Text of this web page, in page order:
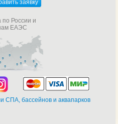
заявку
по России и
ЕАЭС
СПА, бассейнов и аквапарков